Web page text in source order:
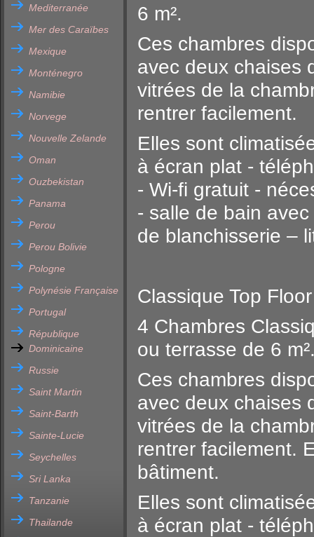
Mediterranée
Mer des Caraïbes
Mexique
Monténegro
Namibie
Norvege
Nouvelle Zelande
Oman
Ouzbekistan
Panama
Perou
Perou Bolivie
Pologne
Polynésie Française
Portugal
République
Dominicaine
Russie
Saint Martin
Saint-Barth
Sainte-Lucie
Seychelles
Sri Lanka
Tanzanie
Thailande
6 m².
Ces chambres
avec deux chaises
vitrées de la
rentrer facilement.
Elles sont
à écran plat -
- Wi-fi gratuit -
- salle de bain
de blanchisserie –
Classique Top Floor
4 Chambres
ou terrasse de 6
Ces chambres
avec deux chaises
vitrées de la
rentrer facilement.
bâtiment.
Elles sont
à écran plat -